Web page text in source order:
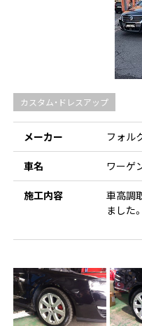
カスタム・ドレスアップ
メーカー フォル
車名 ワーゲ
施工内容
車高調
ました。